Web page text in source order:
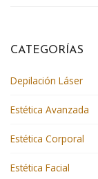
CATEGORÍAS
Depilación Láser
Estética Avanzada
Estética Corporal
Estética Facial